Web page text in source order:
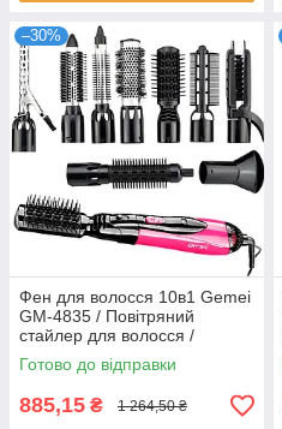
–30%
Фен для волосся 10в1 Gemei
GM-4835 / Повітряний
стайлер для волосся /
Універсальний фен для
укладання
Готово до відправки
885,15 ₴ 1 264,50 ₴